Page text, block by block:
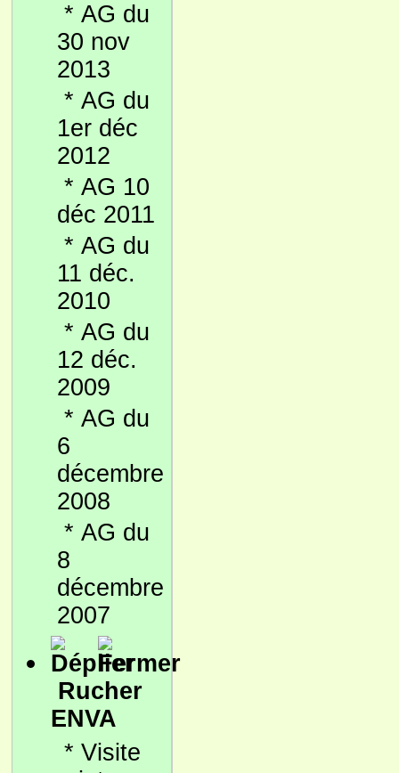
* AG du
30 nov
2013
* AG du
1er déc
2012
* AG 10
déc 2011
* AG du
11 déc.
2010
* AG du
12 déc.
2009
* AG du
6
décembre
2008
* AG du
8
décembre
2007
Rucher
ENVA
* Visite